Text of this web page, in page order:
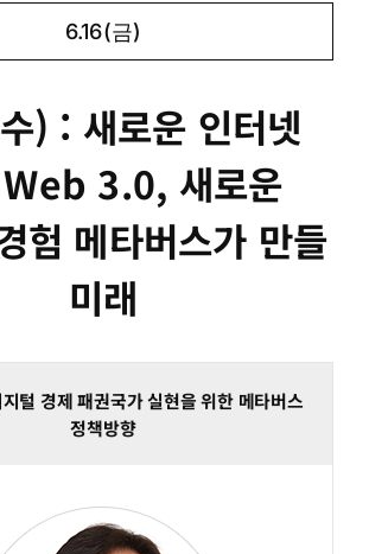
6.16(금)
) : 새로운 인터넷
3.0, 새로운
험 메타버스가 만들
미래
털 경제 패권국가 실현을 위한 메타버스
정책방향